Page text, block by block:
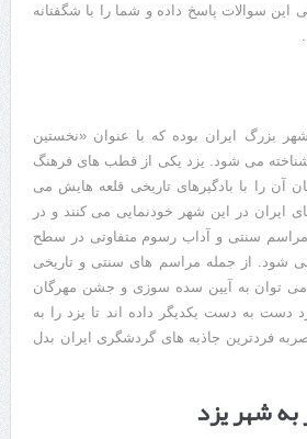
این سوالات پاسخ داده و شما را با شگفتانه
یکی از ۱۰ کلانشهر بزرگ ایران بوده که با عنوان «نخستین
می شود. یزد یکی از قطب های فرهنگ
آن را با بادگیرهای تاریخی قلعه هایش می
ایران در این شهر خودنمایی می کنند و در
مراسم سنتی و آداب رسوم متفاوتی در سطح
شود. از جمله مراسم های سنتی و تاریخی
می توان به آیین سده سوزی و جشن مهرگان
دست به دست یکدیگر داده اند تا یزد را به
فردترین جاذبه های گردشگری ایران بدل
شهر یزد